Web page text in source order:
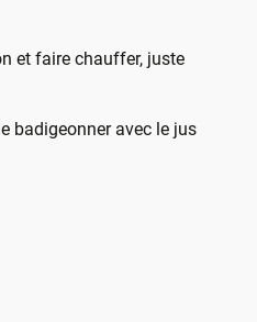
et faire chauffer, juste
badigeonner avec le jus